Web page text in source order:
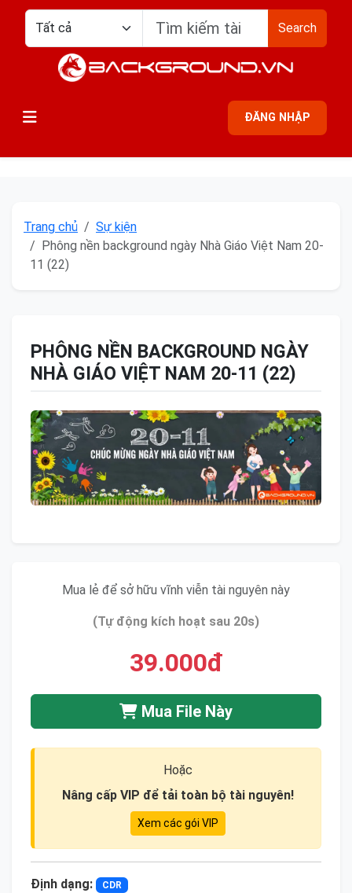
Search
ĐĂNG NHẬP
Trang chủ
Sự kiện
Phông nền background ngày Nhà Giáo Việt Nam 20-
11 (22)
PHÔNG NỀN BACKGROUND NGÀY
NHÀ GIÁO VIỆT NAM 20-11 (22)
Mua lẻ để sở hữu vĩnh viễn tài nguyên này
(Tự động kích hoạt sau 20s)
39.000đ
Mua File Này
Hoặc
Nâng cấp VIP để tải toàn bộ tài nguyên!
Xem các gói VIP
Định dạng: CDR